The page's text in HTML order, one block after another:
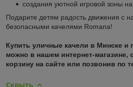
создания уютной игровой зоны
Подарите детям радость движения с
безопасными качелями Romana!
Купить уличные качели в Минске и
можно в нашем интернет-магазине,
корзину на сайте или позвонив по
Скрыть